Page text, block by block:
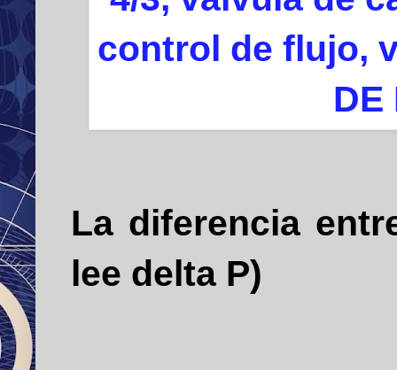
La diferencia
lee delta P)